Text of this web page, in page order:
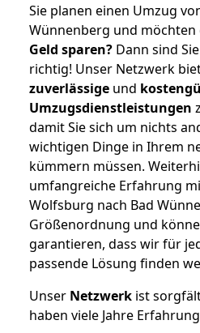
Sie planen einen Umzug
Wünnenberg und
Geld sparen? Dann sind
richtig! Unser Netzwerk
zuverlässige und
Umzugsdienstleistungen
damit Sie sich um nichts
wichtigen Dinge in Ihrem
kümmern müssen.
umfangreiche Erfahrung
Wolfsburg nach Bad
Größenordnung und
garantieren, dass wir für
passende Lösung finden
Unser Netzwerk ist
haben viele Jahre